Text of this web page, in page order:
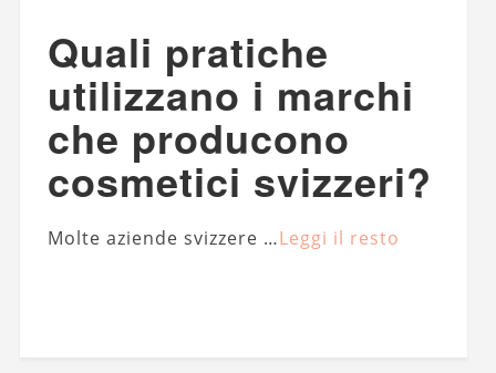
Quali pratiche
utilizzano i marchi
che producono
cosmetici svizzeri?
Molte aziende svizzere …Leggi il resto